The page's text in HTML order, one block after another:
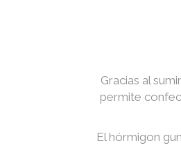
Gracias al
permite
El hórmigon